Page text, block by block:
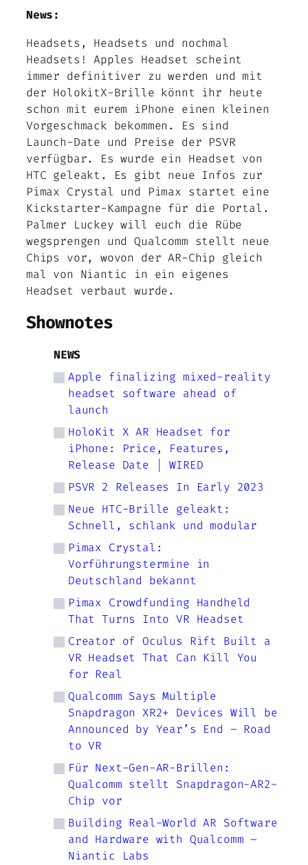
News:
Headsets, Headsets und nochmal
Headsets! Apples Headset scheint
immer definitiver zu werden und mit
der HolokitX-Brille könnt ihr heute
schon mit eurem iPhone einen kleinen
Vorgeschmack bekommen. Es sind
Launch-Date und Preise der PSVR
verfügbar. Es wurde ein Headset von
HTC geleakt. Es gibt neue Infos zur
Pimax Crystal und Pimax startet eine
Kickstarter-Kampagne für die Portal.
Palmer Luckey will euch die Rübe
wegsprengen und Qualcomm stellt neue
Chips vor, wovon der AR-Chip gleich
mal von Niantic in ein eigenes
Headset verbaut wurde.
Shownotes
NEWS
Apple finalizing mixed-reality
headset software ahead of
launch
HoloKit X AR Headset for
iPhone: Price, Features,
Release Date | WIRED
PSVR 2 Releases In Early 2023
Neue HTC-Brille geleakt:
Schnell, schlank und modular
Pimax Crystal:
Vorführungstermine in
Deutschland bekannt
Pimax Crowdfunding Handheld
That Turns Into VR Headset
Creator of Oculus Rift Built a
VR Headset That Can Kill You
for Real
Qualcomm Says Multiple
Snapdragon XR2+ Devices Will be
Announced by Year’s End – Road
to VR
Für Next-Gen-AR-Brillen:
Qualcomm stellt Snapdragon-AR2-
Chip vor
Building Real-World AR Software
and Hardware with Qualcomm –
Niantic Labs